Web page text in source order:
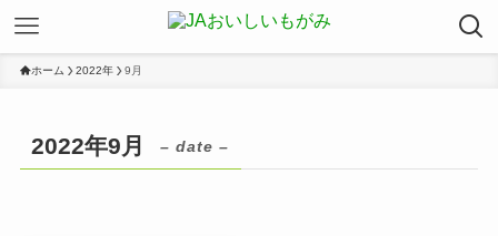
ホーム 2022年 9月
2022年9月 – date –